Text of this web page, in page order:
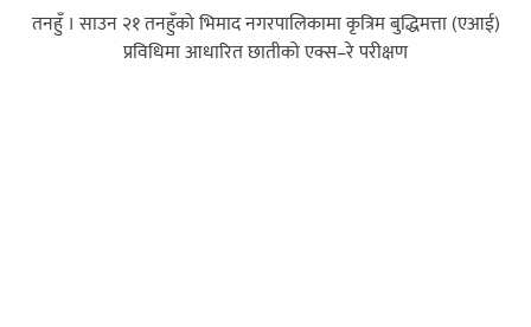
तनहुँ । साउन २१ तनहुँको भिमाद नगरपालिकामा कृत्रिम बुद्धिमत्ता (एआई)
प्रविधिमा आधारित छातीको एक्स–रे परीक्षण